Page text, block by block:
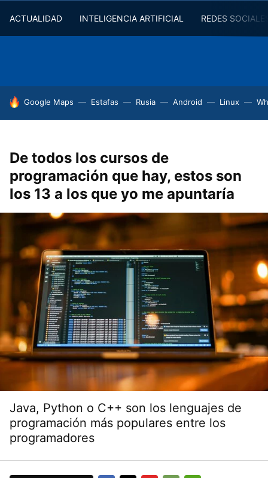
ACTUALIDAD INTELIGENCIA ARTIFICIAL REDES
HOY SE HABLA DE
Google Maps Estafas Rusia Android Linux
De todos los cursos de
programación que hay, estos son
los 13 a los que yo me apuntaría
Java, Python o C++ son los lenguajes de
programación más populares entre los
programadores